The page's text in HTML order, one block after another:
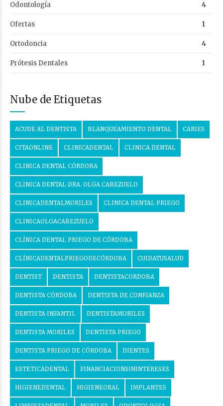
Odontología 4
Ofertas 1
Ortodoncia 4
Prótesis Dentales 1
Nube de Etiquetas
ACUDE AL DENTISTA BLANQUEAMIENTO DENTAL CARIES
CITAONLINE CLINICADENTAL CLINICA DENTAL
CLINICA DENTAL CÓRDOBA
CLINICA DENTAL DRA. OLGA CABEZUELO
CLINICADENTALMORILES CLINICA DENTAL PRIEGO
CLINICAOLGACABEZUELO
CLÍNICA DENTAL PRIEGO DE CÓRDOBA
CLÍNICADENTALPRIEGODECÓRDOBA CUIDATUSALUD
DENTIST DENTISTA DENTISTACORDOBA
DENTISTA CÓRDOBA DENTISTA DE CONFIANZA
DENTISTA INFANTIL DENTISTAMORILES
DENTISTA MORILES DENTISTA PRIEGO
DENTISTA PRIEGO DE CÓRDOBA DIENTES
ESTETICADENTAL FINANCIACIONSININTERESES
HIGIENEDENTAL HIGIENEORAL IMPLANTES